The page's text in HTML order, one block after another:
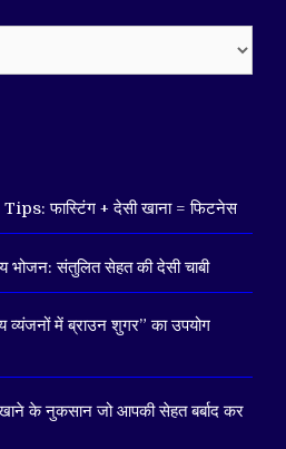
फास्टिंग + देसी खाना = फिटनेस
भोजन: संतुलित सेहत की देसी चाबी
व्यंजनों में ब्राउन शुगर” का उपयोग
के नुकसान जो आपकी सेहत बर्बाद कर